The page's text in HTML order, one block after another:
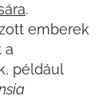
.
emberek
a
például